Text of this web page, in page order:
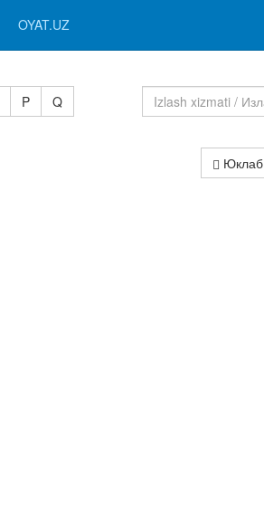
OYAT.UZ
P
Q